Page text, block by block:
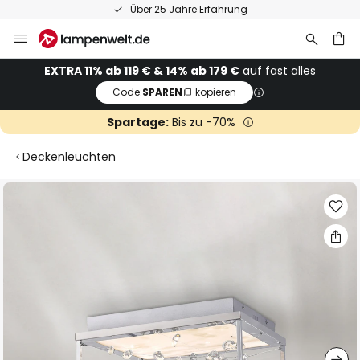
Über 25 Jahre Erfahrung
Inhalt
springenEXTRA 11% ab 119 € & 14% ab 179 € auf fast alles
Code:SPAREN kopieren
Spartage:Bis zu -70%
Deckenleuchten
Zum